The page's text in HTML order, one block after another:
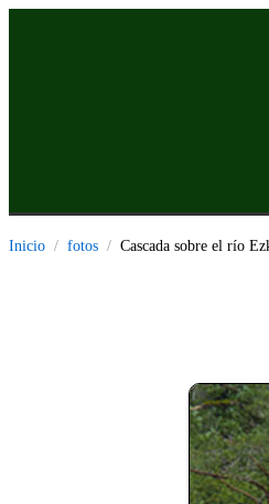
Inicio fotos Cascada sobre el río